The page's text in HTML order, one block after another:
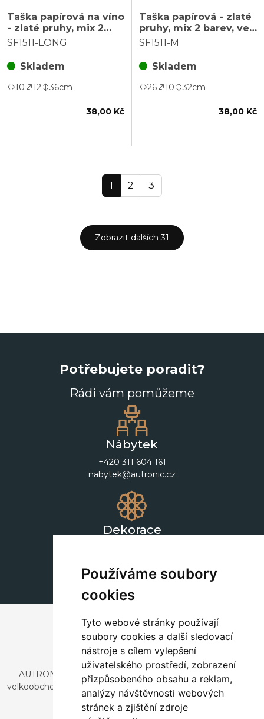
Používáme soubory
cookies
Tyto webové stránky používají
soubory cookies a další sledovací
nástroje s cílem vylepšení
uživatelského prostředí, zobrazení
přizpůsobeného obsahu a reklam,
analýzy návštěvnosti webových
stránek a zjištění zdroje
Taška papírová na víno
- zlaté pruhy, mix 2
barev, cena za 1 ks
SF1511-LONG
Skladem
10 12 36cm
38,00 Kč
Taška papírová - zlaté
pruhy, mix 2 barev, vel.
M, cena za 1 ks
SF1511-M
Skladem
26 10 32cm
38,00 Kč
1 2 3
Zobrazit dalších 31
Potřebujete poradit?
Rádi vám pomůžeme
Nábytek
+420 311 604 161
nabytek@autronic.cz
Dekorace
AUTRONIC, s.r.o. je společnost zabývající se dovozem a
velkoobchodním prodejem designového i stylového nábytku
a dekorací.